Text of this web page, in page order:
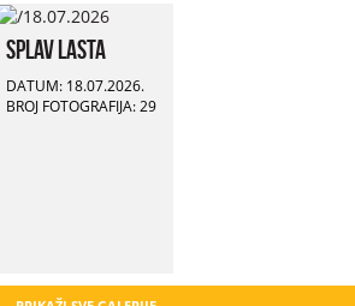
Splav Lasta
DATUM: 18.07.2026.
BROJ FOTOGRAFIJA: 29